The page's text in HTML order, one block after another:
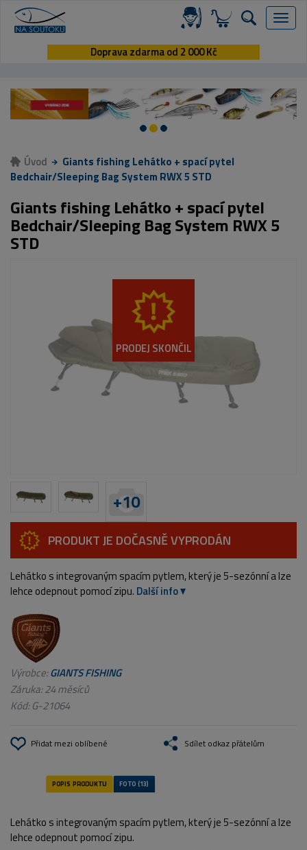
Menu
Doprava zdarma od 2 000 Kč
Úvod
Giants fishing Lehátko + spací pytel
Bedchair/Sleeping Bag System RWX 5 STD
Giants fishing Lehátko + spací pytel
Bedchair/Sleeping Bag System RWX 5
STD
+10
PRODEJ SKONČIL
PRODUKT JE DOČASNĚ VYPRODÁN
Lehátko s integrovaným spacím pytlem, který je 5-sezónní a lze
lehce odepnout pomocí zipu. Další info
Výrobce:GIANTS FISHING
Záruka: 24 měsíců
Kód:G-21064
Přidat mezi oblíbené Sdílet odkaz přátelům
Lehátko s integrovaným spacím pytlem, který je 5-sezónní a lze
lehce odepnout pomocí zipu.